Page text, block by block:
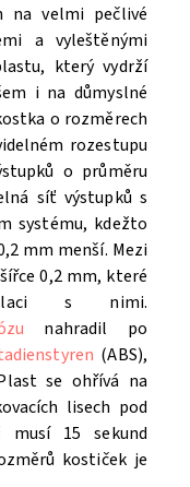
na velmi pečlivé
a vyleštěnými
který vydrží
i na důmyslné
o rozměrech
rozestupu
o průměru
síť výstupků s
systému, kdežto
mm menší. Mezi
0,2 mm, které
s nimi.
nahradil po
(ABS),
se ohřívá na
lisech pod
15 sekund
kostiček je